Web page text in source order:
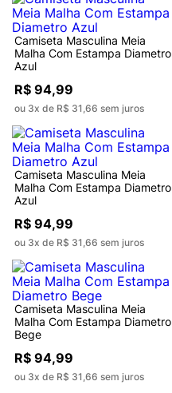
Camiseta Masculina Meia
Malha Com Estampa Diametro
Azul
R$ 94,99
ou 3x de R$ 31,66 sem juros
Camiseta Masculina Meia
Malha Com Estampa Diametro
Azul
R$ 94,99
ou 3x de R$ 31,66 sem juros
Camiseta Masculina Meia
Malha Com Estampa Diametro
Bege
R$ 94,99
ou 3x de R$ 31,66 sem juros